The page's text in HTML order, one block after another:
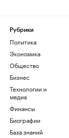
Рубрики
Политика
Экономика
Общество
Бизнес
Технологии и
медиа
Финансы
Биографии
База знаний